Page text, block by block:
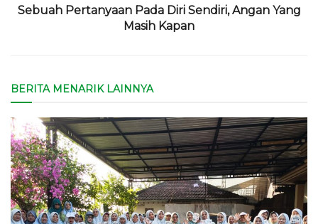
Sebuah Pertanyaan Pada Diri Sendiri, Angan Yang
Masih Kapan
BERITA MENARIK LAINNYA